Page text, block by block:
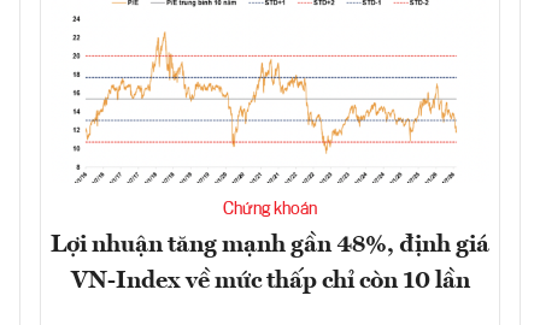
Chứng khoán
Lợi nhuận tăng mạnh gần 48%, định giá
VN-Index về mức thấp chỉ còn 10 lần